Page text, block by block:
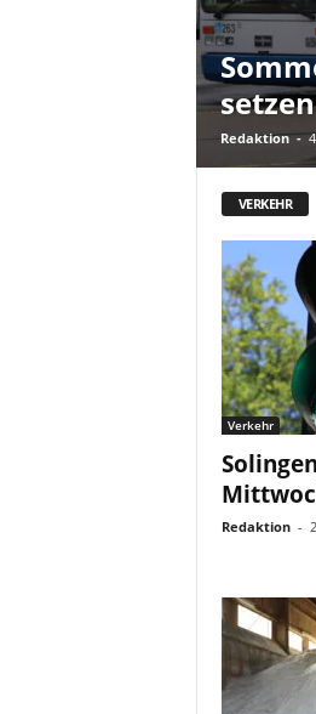
Redaktion -
VERKEHR
Verkehr
Redaktion -